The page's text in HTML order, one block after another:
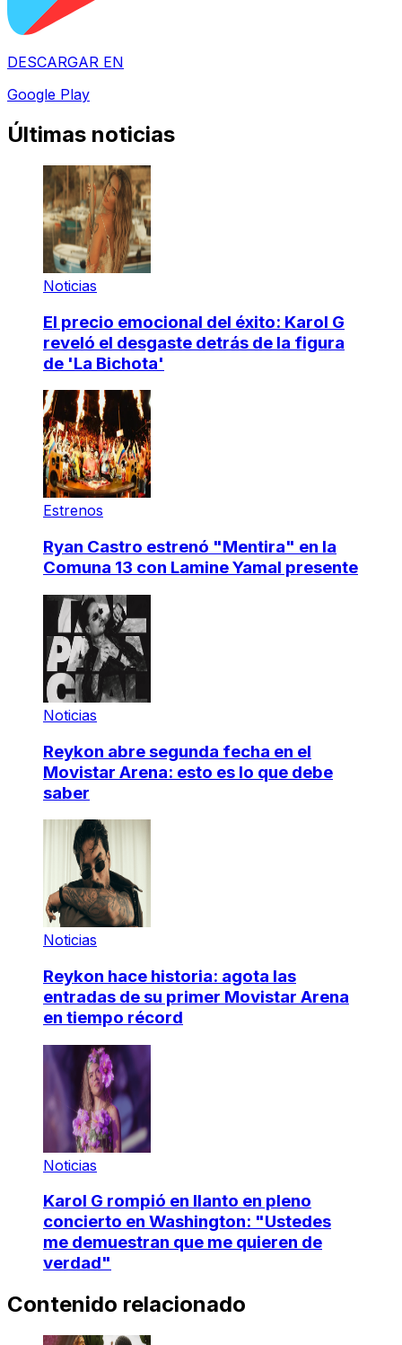
DESCARGAR EN
Google Play
Últimas noticias
Noticias
El precio emocional del éxito: Karol G
reveló el desgaste detrás de la figura
de 'La Bichota'
Estrenos
Ryan Castro estrenó "Mentira" en la
Comuna 13 con Lamine Yamal presente
Noticias
Reykon abre segunda fecha en el
Movistar Arena: esto es lo que debe
saber
Noticias
Reykon hace historia: agota las
entradas de su primer Movistar Arena
en tiempo récord
Noticias
Karol G rompió en llanto en pleno
concierto en Washington: "Ustedes
me demuestran que me quieren de
verdad"
Contenido relacionado